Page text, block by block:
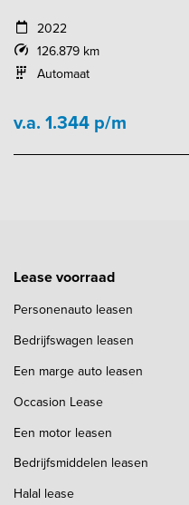
2022
126.879 km
Automaat
v.a. 1.344 p/m
Lease voorraad
Personenauto leasen
Bedrijfswagen leasen
Een marge auto leasen
Occasion Lease
Een motor leasen
Bedrijfsmiddelen leasen
Halal lease